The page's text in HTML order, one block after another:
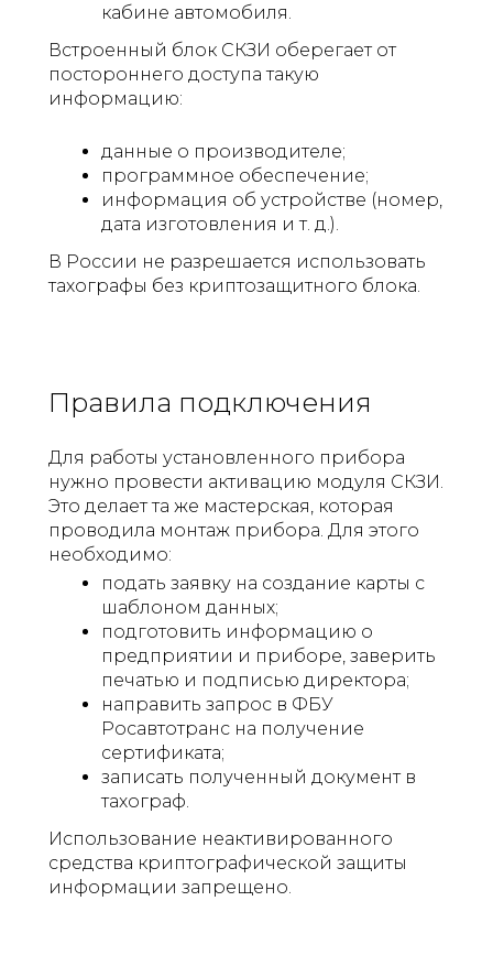
кабине автомобиля.
Встроенный блок СКЗИ оберегает от
постороннего доступа такую
информацию:
данные о производителе;
программное обеспечение;
информация об устройстве (номер,
дата изготовления и т. д.).
В России не разрешается использовать
тахографы без криптозащитного блока.
Правила подключения
Для работы установленного прибора
нужно провести активацию модуля СКЗИ.
Это делает та же мастерская, которая
проводила монтаж прибора. Для этого
необходимо:
подать заявку на создание карты с
шаблоном данных;
подготовить информацию о
предприятии и приборе, заверить
печатью и подписью директора;
направить запрос в ФБУ
Росавтотранс на получение
сертификата;
записать полученный документ в
тахограф.
Использование неактивированного
средства криптографической защиты
информации запрещено.